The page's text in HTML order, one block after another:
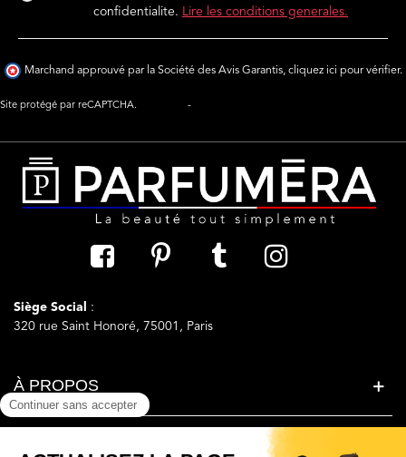
confidentialite.
Lire les conditions generales.
Marchand approuvé par la Société des Avis Garantis, cliquez ici pour vérifier.
Site protégé par reCAPTCHA. -
Siège Social
:
320 rue Saint Honoré, 75001, Paris
À PROPOS